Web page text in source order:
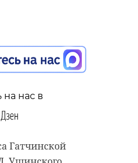
нас в
Гатчинской
на нас в